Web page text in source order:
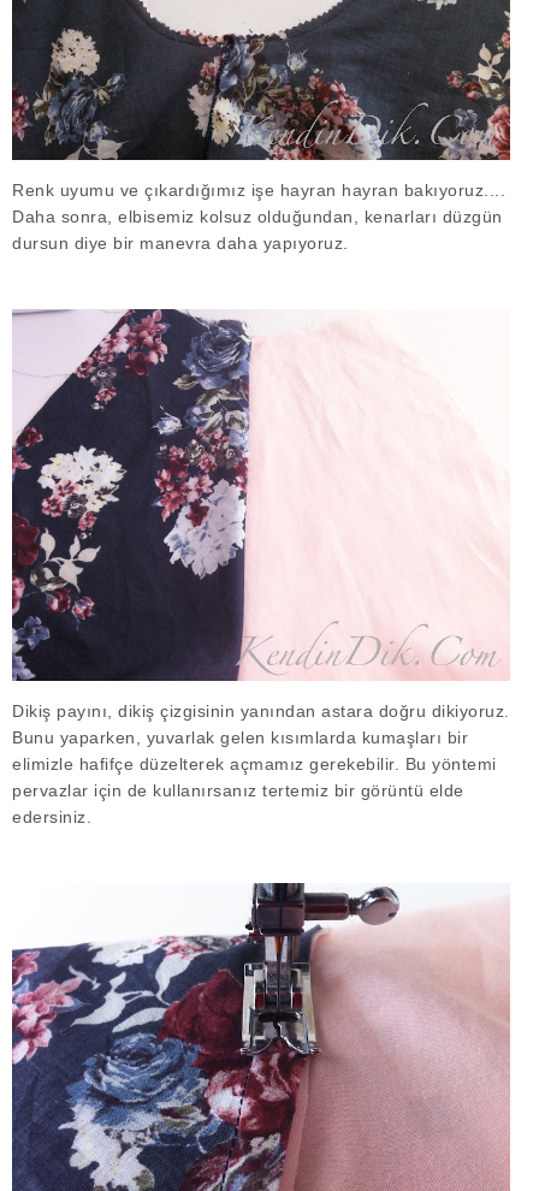
Renk uyumu ve çıkardığımız işe hayran hayran bakıyoruz....
Daha sonra, elbisemiz kolsuz olduğundan, kenarları düzgün
dursun diye bir manevra daha yapıyoruz.
Dikiş payını, dikiş çizgisinin yanından astara doğru dikiyoruz.
Bunu yaparken, yuvarlak gelen kısımlarda kumaşları bir
elimizle hafifçe düzelterek açmamız gerekebilir. Bu yöntemi
pervazlar için de kullanırsanız tertemiz bir görüntü elde
edersiniz.